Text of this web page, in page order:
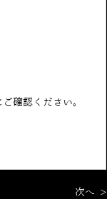
確認ください。
次へ >